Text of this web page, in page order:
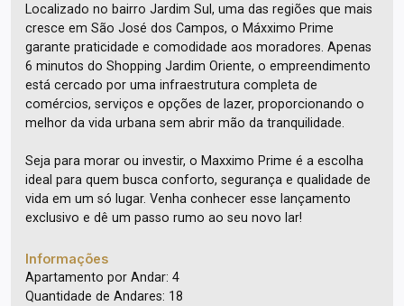
Localizado no bairro Jardim Sul, uma das regiões que mais
cresce em São José dos Campos, o Máxximo Prime
garante praticidade e comodidade aos moradores. Apenas
6 minutos do Shopping Jardim Oriente, o empreendimento
está cercado por uma infraestrutura completa de
comércios, serviços e opções de lazer, proporcionando o
melhor da vida urbana sem abrir mão da tranquilidade.
Seja para morar ou investir, o Maxximo Prime é a escolha
ideal para quem busca conforto, segurança e qualidade de
vida em um só lugar. Venha conhecer esse lançamento
exclusivo e dê um passo rumo ao seu novo lar!
Informações
Apartamento por Andar: 4
Quantidade de Andares: 18